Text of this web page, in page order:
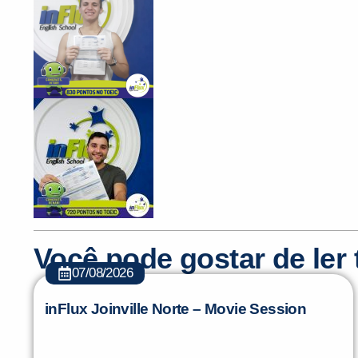
Você pode gostar de ler
07/08/2026
inFlux Joinville Norte – Movie Session